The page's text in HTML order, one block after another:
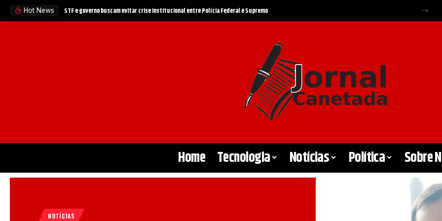
Hot News STJ divulga decisões recentes sobre contratos e relações jurídicas
Home Tecnologia Notícias Política Sobre
NOTÍCIAS